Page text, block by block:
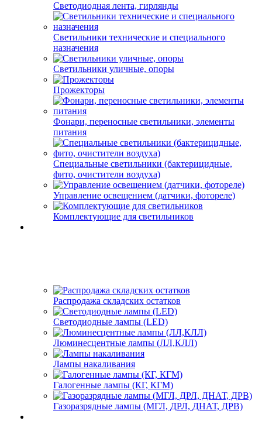
Светодиодная лента, гирлянды
Светильники технические и специального
назначения
Светильники уличные, опоры
Прожекторы
Фонари, переносные светильники, элементы
питания
Специальные светильники (бактерицидные,
фито, очистители воздуха)
Управление освещением (датчики, фотореле)
Комплектующие для светильников
Распродажа складских остатков
Светодиодные лампы (LED)
Люминесцентные лампы (ЛЛ,КЛЛ)
Лампы накаливания
Галогенные лампы (КГ, КГМ)
Газоразрядные лампы (МГЛ, ДРЛ, ДНАТ, ДРВ)